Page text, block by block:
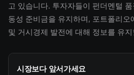
고 있습니다. 투자자들이 펀더멘털
동성 준비금을 유지하며, 포트폴리오
및 거시경제 발전에 대해 정보를 유
시장보다 앞서가세요